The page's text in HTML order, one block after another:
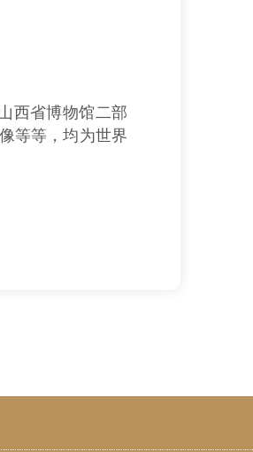
西省博物馆二部
等等，均为世界